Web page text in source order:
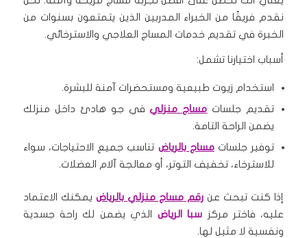
نقدم فريقًا من الخبراء المدربين الذين يتمتعون بسنوات من
الخبرة في تقديم خدمات المساج العلاجي والاسترخائي.
أسباب اختيارنا تشمل:
استخدام زيوت طبيعية ومستحضرات آمنة للبشرة.
تقديم جلسات مساج منزليفي جو هادئ داخل منزلك
يضمن الراحة التامة.
توفير جلساتمساج بالرياض تناسب جميع الاحتياجات، سواء
للاسترخاء، تخفيف التوتر، أو معالجة آلام العضلات.
إذا كنت تبحث عن رقم مساج منزلي بالرياض يمكنك الاعتماد
عليه، فاختر مركز سبا الرياض الذي يضمن لك راحة جسدية
ونفسية لا مثيل لها.